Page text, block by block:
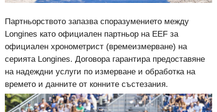
Партньорството запазва споразумението между
Longines като официален партньор на EEF за
официален хронометрист (времеизмерване) на
серията Longines. Договора гарантира предоставяне
на надеждни услуги по измерване и обработка на
времето и данните от конните състезания.